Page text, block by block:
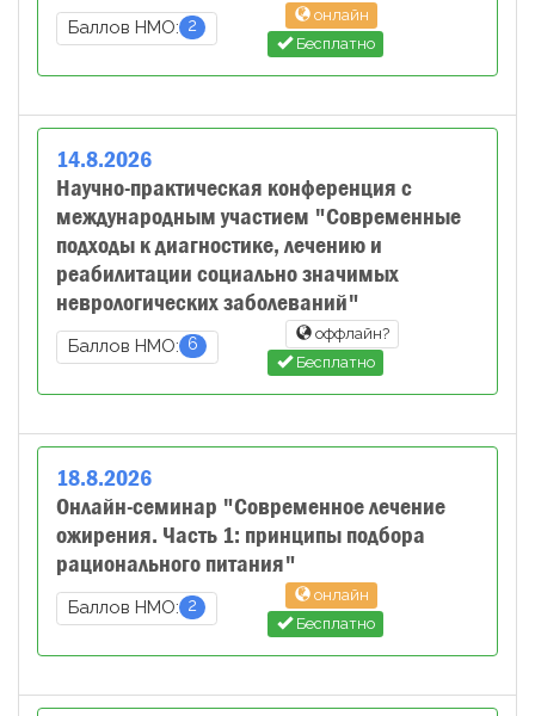
Баллов НМО: 2
онлайн
Бесплатно
14.8.2026
Научно-практическая конференция с
международным участием "Современные
подходы к диагностике, лечению и
реабилитации социально значимых
неврологических заболеваний"
Баллов НМО: 6
оффлайн?
Бесплатно
18.8.2026
Онлайн-семинар "Современное лечение
ожирения. Часть 1: принципы подбора
рационального питания"
Баллов НМО: 2
онлайн
Бесплатно